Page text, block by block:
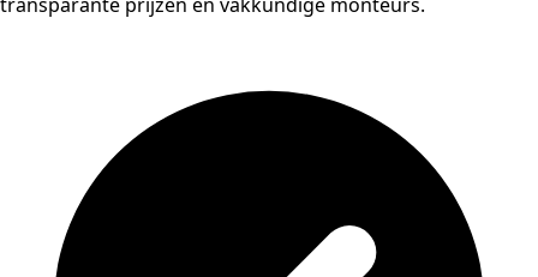
transparante prijzen en vakkundige monteurs.